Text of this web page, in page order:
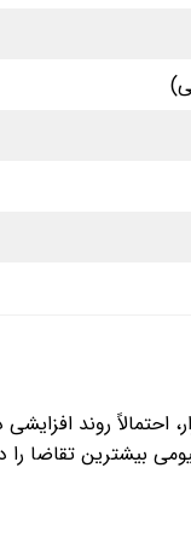
احتمالاً روند
بیشترین